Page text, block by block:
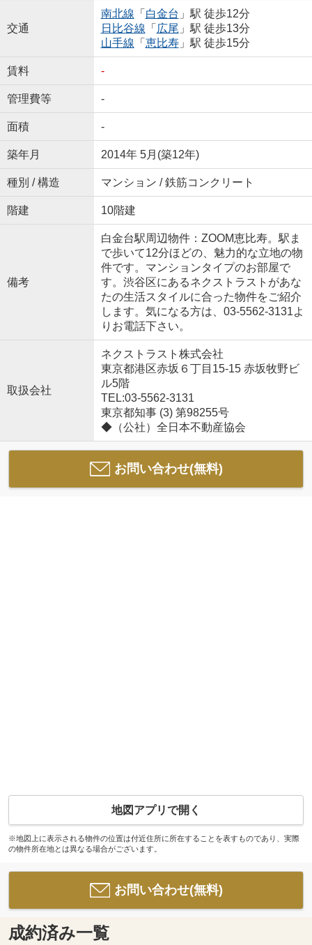
交通
南北線 「 白金台 」駅 徒歩12分
日比谷線 「 広尾 」駅 徒歩13分
山手線 「 恵比寿」駅 徒歩15分
賃料 -
管理費等 -
面積 -
築年月 2014年 5月(築12年)
種別 / 構造 マンション / 鉄筋コンクリート
階建 10階建
備考
白金台駅周辺物件：ZOOM恵比寿。駅ま
で歩いて12分ほどの、魅力的な立地の物
件です。マンションタイプのお部屋で
す。渋谷区にあるネクストラストがあな
たの生活スタイルに合った物件をご紹介
します。気になる方は、03-5562-3131よ
りお電話下さい。
取扱会社
ネクストラスト株式会社
東京都港区赤坂６丁目15-15 赤坂牧野ビ
ル5階
TEL:03-5562-3131
東京都知事 (3) 第98255号
◆（公社）全日本不動産協会
お問い合わせ(無料)
地図アプリで開く
※地図上に表示される物件の位置は付近住所に所在することを表すものであり、実際
の物件所在地とは異なる場合がございます。
お問い合わせ(無料)
成約済み一覧